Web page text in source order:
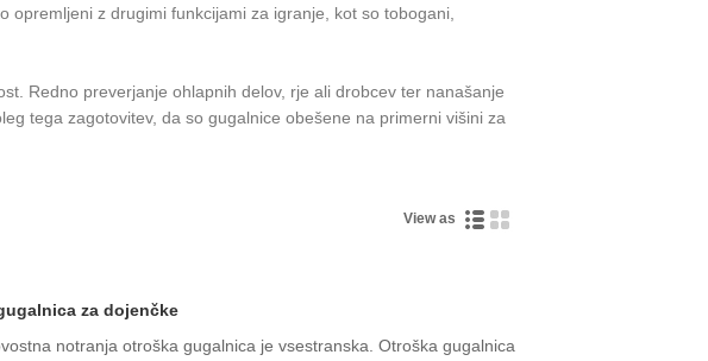
z drugimi funkcijami za igranje, kot so tobogani,
Redno preverjanje ohlapnih delov, rje ali drobcev ter nanašanje
tega zagotovitev, da so gugalnice obešene na primerni višini za
View as
za dojenčke
notranja otroška gugalnica je vsestranska. Otroška gugalnica